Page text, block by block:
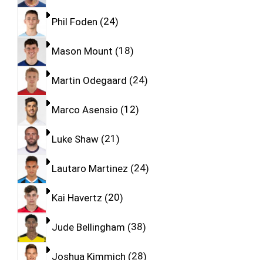
Phil Foden 24
Mason Mount 18
Martin Odegaard 24
Marco Asensio 12
Luke Shaw 21
Lautaro Martinez 24
Kai Havertz 20
Jude Bellingham 38
Joshua Kimmich 28